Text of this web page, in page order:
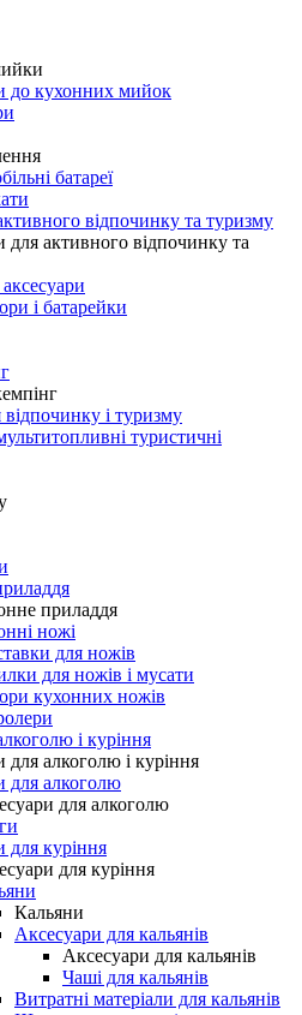
до кухонних мийок
батареї
відпочинку та туризму
для активного відпочинку та
аксесуари
і батарейки
і туризму
туристичні
приладдя
ножі
для ножів
для ножів і мусати
кухонних ножів
і куріння
для алкоголю і куріння
для алкоголю
для алкоголю
для куріння
для куріння
Кальяни
Аксесуари для кальянів
Аксесуари для кальянів
Чаші для кальянів
Витратні матеріали для кальянів